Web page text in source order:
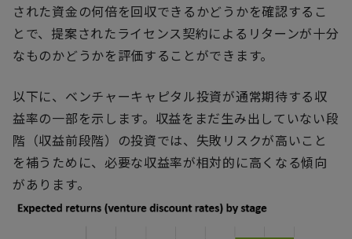
された資金の何倍を回収できるかどうかを確認するこ
とで、提案されたライセンス契約によるリターンが十分
なものかどうかを評価することができます。
以下に、ベンチャーキャピタル投資が通常期待する収
益率の一部を示します。収益をまだ生み出していない段
階（収益前段階）の投資では、失敗リスクが高いこと
を補うために、必要な収益率が相対的に高くなる傾向
があります。